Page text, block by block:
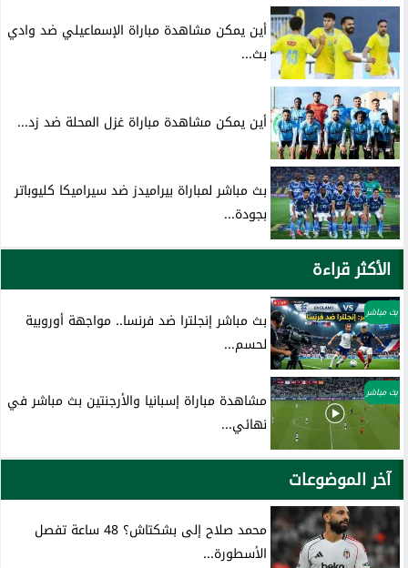
أين يمكن مشاهدة مباراة الإسماعيلي ضد وادي
بث...
أين يمكن مشاهدة مباراة غزل المحلة ضد زد...
بث مباشر لمباراة بيراميدز ضد سيراميكا كليوباتر
بجودة...
الأكثر قراءة
بث مباشر
بث مباشر إنجلترا ضد فرنسا.. مواجهة أوروبية
لحسم...
بث مباشر
مشاهدة مباراة إسبانيا والأرجنتين بث مباشر في
نهائي...
آخر الموضوعات
محمد صلاح إلى بشكتاش؟ 48 ساعة تفصل
الأسطورة...